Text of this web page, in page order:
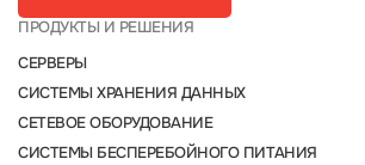
ПРОДУКТЫ И РЕШЕНИЯ
СЕРВЕРЫ
СИСТЕМЫ ХРАНЕНИЯ ДАННЫХ
СЕТЕВОЕ ОБОРУДОВАНИЕ
СИСТЕМЫ БЕСПЕРЕБОЙНОГО ПИТАНИЯ